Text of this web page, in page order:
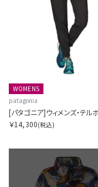
WOMENS
patagonia
￥14,300(税込)